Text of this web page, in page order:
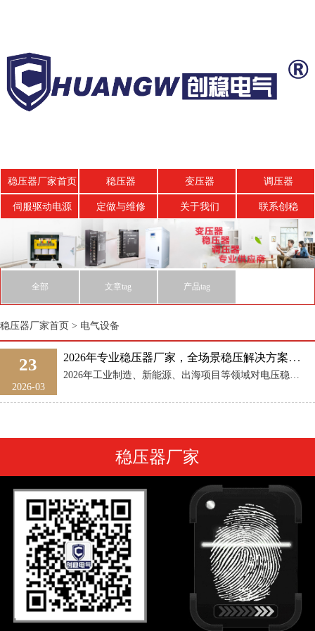
稳压器厂家首页 稳压器 变压器 调压器
伺服驱动电源 定做与维修 关于我们 联系创稳
全部 文章tag 产品tag
稳压器厂家首页 > 电气设备
23
2026-03
2026年专业稳压器厂家，全场景稳压解决方案供应商
2026年工业制造、新能源、出海项目等领域对电压稳定性的要求持续提升，不少企业筛选稳压器厂家时，常会遇到资质虚标、产品适配性差、售后响应慢、采购成本层层加价等痛点，想要找到能长期合作、可提供全场景服务 ...
稳压器厂家